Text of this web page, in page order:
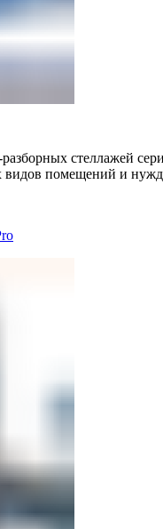
разборных стеллажей
видов помещений и